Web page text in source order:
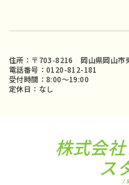
住所：〒703-8216 岡山県岡山市
電話番号：0120-812-181
受付時間：8:00〜19:00
定休日：なし
株式会
ス
/